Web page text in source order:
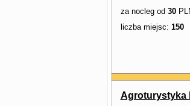
za nocleg od 30
liczba miejsc: 150
Agroturystyka